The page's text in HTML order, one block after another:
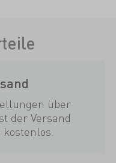
über
der Versand